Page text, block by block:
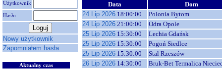
Użytkownik
Hasło
Nowy użytkownik
Zapomniałem hasła
Aktualny czas
Data
Dom
24 Lip 2026 18:00:00
Polonia Bytom
24 Lip 2026 21:00:00
Odra Opole
25 Lip 2026 15:30:00
Lechia Gdańsk
25 Lip 2026 15:30:00
Pogoń Siedlce
25 Lip 2026 15:30:00
Stal Rzeszów
26 Lip 2026 14:30:00
Bruk-Bet Termalica